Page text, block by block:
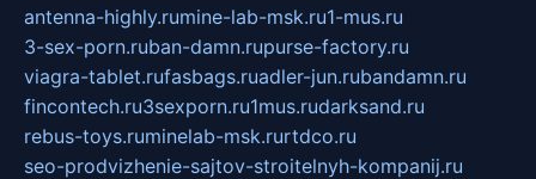
antenna-highly.rumine-lab-msk.ru1-mus.ru
3-sex-porn.ruban-damn.rupurse-factory.ru
viagra-tablet.rufasbags.ruadler-jun.rubandamn.ru
fincontech.ru3sexporn.ru1mus.rudarksand.ru
rebus-toys.ruminelab-msk.rurtdco.ru
seo-prodvizhenie-sajtov-stroitelnyh-kompanij.ru